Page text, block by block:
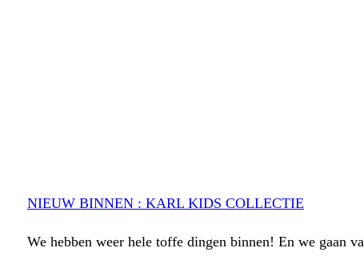
NIEUW BINNEN : KARL KIDS COLLECTIE
We hebben weer hele toffe dingen binnen! En we gaan